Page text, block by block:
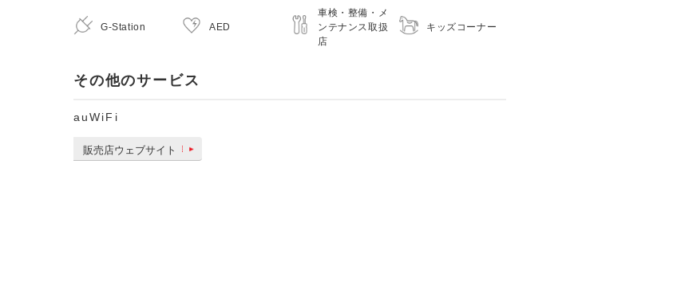
G-Station AED
車検・整備・メ
ンテナンス取扱
店
キッズコーナー
その他のサービス
auWiFi
販売店ウェブサイト